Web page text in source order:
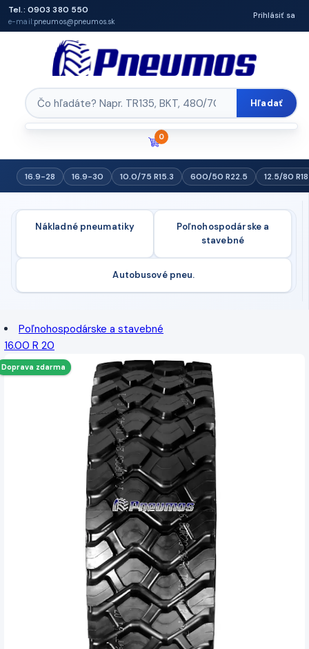
Tel.: 0903 380 550
e-mail:pneumos@pneumos.sk
Prihlásiť sa
Hľadať
0
16.9-28 16.9-30 10.0/75 R15.3 600/50 R22.5 12.5/80 R18
Nákladné pneumatiky
Poľnohospodárske a
stavebné
Autobusové pneu.
Poľnohospodárske a stavebné
16.00 R 20
Doprava zdarma